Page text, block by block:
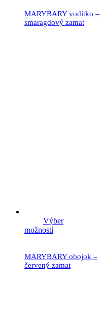
MARYBARY vodítko –
smaragdový zamat
Výber
možností
MARYBARY obojok –
červený zamat